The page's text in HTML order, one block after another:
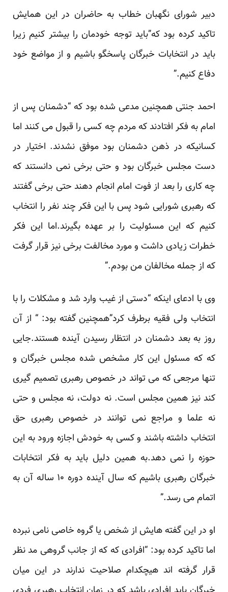
دبیر شورای نگهبان خطاب به حاضران در این همایش
تاکید کرده بود که”باید توجه خودمان را بیشتر کنیم زیرا
باید در انتخابات خبرگان پاسخگو باشیم و از مواضع خود
دفاع کنیم.”
احمد جنتی همچنین مدعی شده بود که “دشمنان پس از
امام به فکر افتادند که مردم چه کسی را قبول می کنند اما
کسانیکه در ذهن دشمنان بود موفق نشدند. اختیار در
دست مجلس خبرگان بود و حتی برخی نمی دانستند که
چه کاری را بعد از فوت امام انجام دهند حتی برخی گفتند
که رهبری شورایی شود پس با این فکر چند نفر را انتخاب
کنیم که این مسئولیت را بر عهده بگیرند.اما این فکر
خطرات زیادی داشت و مورد مخالفت برخی نیز قرار گرفت
که از جمله مخالفان من بودم.”
وی با ادعای اینکه “دستی از غیب وارد شد و مشکلات را با
انتخاب ولی فقیه برطرف کرد”همچنین گفته بود: “ از آن
روز به بعد دشمنان در انتظار رسیدن آینده هستند.جایی
که که مسئول این کار مشخص شده مجلس خبرگان و
تنها مرجعی که می تواند در خصوص رهبری تصمیم گیری
کند نیز همین مجلس است. نه دولت، نه مجلس و حتی
نه علما و مراجع نمی توانند در خصوص رهبری حق
انتخاب داشته باشند و کسی به خودش اجازه ورود به این
حوزه را نمی دهد.به همین دلیل باید به فکر انتخابات
خبرگان رهبری باشیم که سال آینده دوره ۱۰ ساله آن به
اتمام می رسد.”
او در این گفته هایش از شخص یا گروه خاصی نامی نبرده
اما تاکید کرده بود: “افرادی که که از جانب گروهی مد نظر
قرار گرفته اند هیچکدام صلاحیت ندارند در این میان